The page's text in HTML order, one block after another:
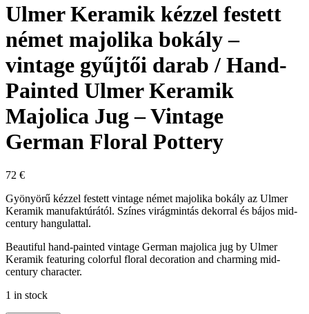
Ulmer Keramik kézzel festett
német majolika bokály –
vintage gyűjtői darab / Hand-
Painted Ulmer Keramik
Majolica Jug – Vintage
German Floral Pottery
72 €
Gyönyörű kézzel festett vintage német majolika bokály az Ulmer
Keramik manufaktúrától. Színes virágmintás dekorral és bájos mid-
century hangulattal.
Beautiful hand-painted vintage German majolica jug by Ulmer
Keramik featuring colorful floral decoration and charming mid-
century character.
1 in stock